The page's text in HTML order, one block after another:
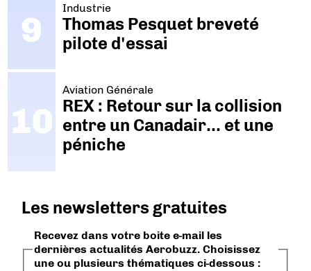
Industrie
Thomas Pesquet breveté
pilote d'essai
Aviation Générale
REX : Retour sur la collision
entre un Canadair… et une
péniche
Les newsletters gratuites
Recevez dans votre boite e-mail les
dernières actualités Aerobuzz. Choisissez
une ou plusieurs thématiques ci-dessous :